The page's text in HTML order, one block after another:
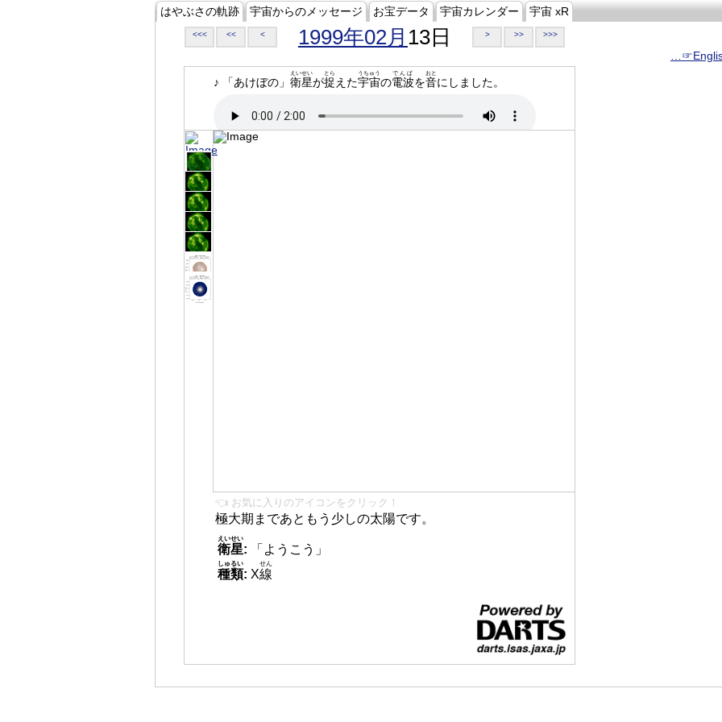
はやぶさの軌跡 宇宙からのメッセージ お宝データ 宇宙カレンダー 宇宙 xR
<<< << < 1999年02月 13日 > >> >>>
♪ 「あけぼの」 衛星
えいせい
が捉
とら
えた宇宙
うちゅう
の電波
でんぱ
を音
おと
にしました。
👈 お気に入りのアイコンをクリック！
極大期まであともう少しの太陽です。
衛星
えいせい
:
「ようこう」
種類
しゅるい
: X線
せん